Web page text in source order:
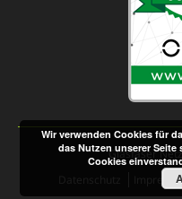
Glasfaser
Wir verwenden Cookies für
das Nutzen unserer
Cookies